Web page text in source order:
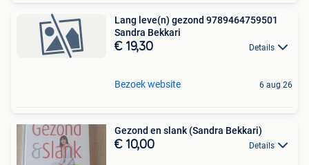
Lang leve(n) gezond 9789464759501
Sandra Bekkari
€ 19,30 Details
Bezoek website 6 aug 26
Gezond en slank (Sandra Bekkari)
€ 10,00 Details